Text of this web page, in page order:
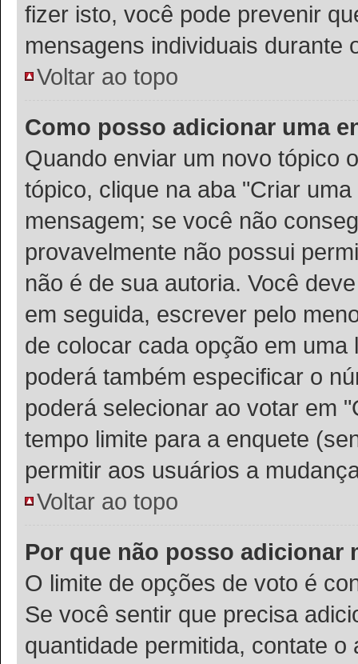
fizer isto, você pode prevenir
mensagens individuais durante
Voltar ao topo
Como posso adicionar uma
Quando enviar um novo tópico
tópico, clique na aba "Criar
mensagem; se você não
provavelmente não possui
não é de sua autoria. Você
em seguida, escrever pelo
de colocar cada opção em
poderá também especificar o
poderá selecionar ao votar em
tempo limite para a enquete
permitir aos usuários a
Voltar ao topo
Por que não posso adicionar
O limite de opções de voto é
Se você sentir que precisa
quantidade permitida, contate